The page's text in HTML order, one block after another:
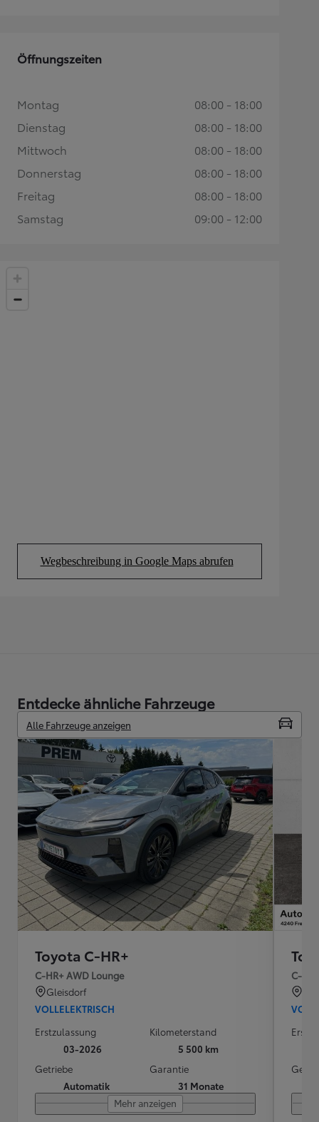
Wegbeschreibung in Google Maps abrufen
(Opens in new tab)
Öffnungszeiten
Montag
08:00 - 18:00
Dienstag
08:00 - 18:00
Mittwoch
08:00 - 18:00
Donnerstag
08:00 - 18:00
Freitag
08:00 - 18:00
Samstag
09:00 - 12:00
Entdecke ähnliche Fahrzeuge
Alle Fahrzeuge anzeigen
Toyota C-HR+
C-HR+ AWD Lounge
Gleisdorf
VOLLELEKTRISCH
Erstzulassung
03-2026
Kilometerstand
5 500 km
Getriebe
Automatik
Garantie
31 Monate
Mehr anzeigen
C-